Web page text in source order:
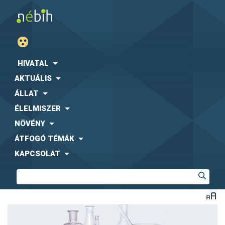
HIVATAL
AKTUÁLIS
ÁLLAT
ÉLELMISZER
NÖVÉNY
ÁTFOGÓ TÉMÁK
KAPCSOLAT